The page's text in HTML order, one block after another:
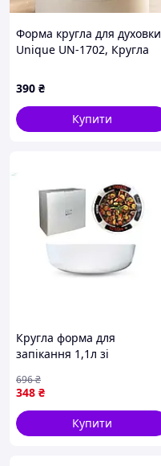
Форма кругла для духовки
Unique UN-1702, Кругла
Кращі форми випічки VG-
45
390 ₴
Купити
Кругла форма для
запікання 1,1л зі
випікання та
приготування страв
348 ₴
696₴
Купити